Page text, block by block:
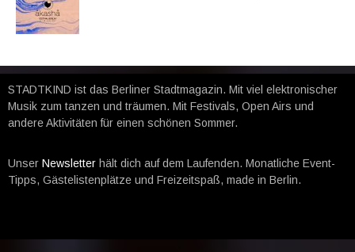
STADTKIND ist das Berliner Stadtmagazin. Mit viel elektronischer
Musik zum tanzen und träumen. Mit Festivals, Open Airs und
andere Aktivitäten für einen schönen Sommer.
Unser Newsletter hält dich auf dem Laufenden. Monatliche Event-
Tipps, Gästelistenplätze und Freizeitspaß, made in Berlin.